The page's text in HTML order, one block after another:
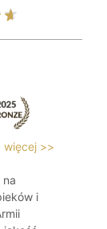
więcej >>
i